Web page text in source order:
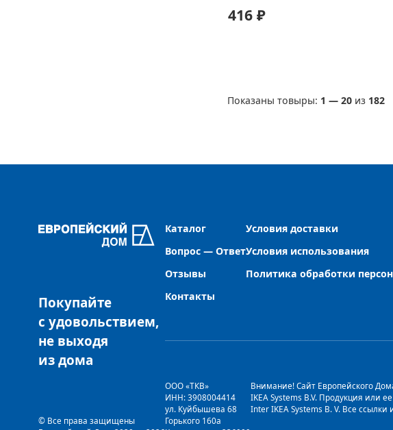
416 ₽
Показаны товыры: 1 — 20из 182
Покупайте
с удовольствием,
не выходя
из дома
© Все права защищены
Каталог
Вопрос — Ответ
Отзывы
Контакты
Условия доставки
Условия использования
Политика обработки
ООО «ТКВ»
ИНН: 3908004414
ул. Куйбышева 68
Горького 160а
Внимание! Сайт Европейского
IKEA Systems B.V. Продукция или
Inter IKEA Systems B. V. Все